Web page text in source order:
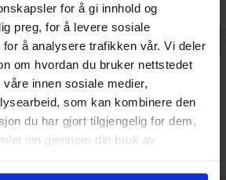
for å gi innhold og
preg, for å levere sosiale
å analysere trafikken vår. Vi deler
om hvordan du bruker nettstedet
innen sosiale medier,
som kan kombinere den
du har gjort tilgjengelig for dem,
inn gjennom din bruk av
handlekurven
Antall på
lager:8
Legg i handlekurven
Bezzerwizzer
Fotballens
Stjerner
69,- Antall på
lager:20+
Legg i
Bezzerwizzer
69,- Antall på
lager: